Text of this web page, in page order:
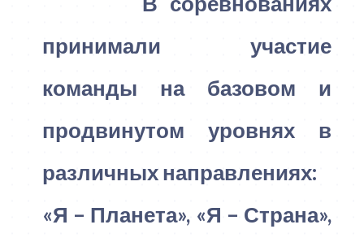
принимали участие
команды на базовом и
продвинутом уровнях в
различных направлениях:
«Я – Планета», «Я – Страна»,